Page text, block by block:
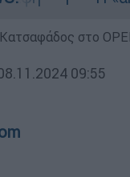
Κατσαφάδος στο
09:55